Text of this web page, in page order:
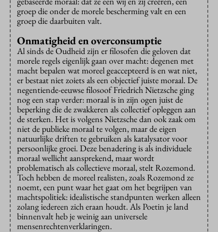
groep die onder de morele bescherming valt en een
groep die daarbuiten valt.
Onmatigheid en overconsumptie
Al sinds de Oudheid zijn er filosofen die geloven dat
morele regels eigenlijk gaan over macht: degenen met
macht bepalen wat moreel geaccepteerd is en wat niet,
er bestaat niet zoiets als een objectief juiste moraal. De
negentiende-eeuwse filosoof Friedrich Nietzsche ging
nog een stap verder: moraal is in zijn ogen juist de
beperking die de zwakkeren als collectief opleggen aan
de sterken. Het is volgens Nietzsche dan ook zaak om
niet de publieke moraal te volgen, maar de eigen
natuurlijke driften te gebruiken als katalysator voor
persoonlijke groei. Deze benadering is als individuele
moraal wellicht aansprekend, maar wordt
problematisch als collectieve moraal, stelt Rozemond.
Toch hebben de moreel realisten, zoals Rozemond ze
noemt, een punt waar het gaat om het begrijpen van
machtspolitiek: idealistische standpunten werken alleen
zolang iedereen zich eraan houdt. Als Poetin je land
binnenvalt heb je weinig aan universele
mensenrechtenverklaringen.